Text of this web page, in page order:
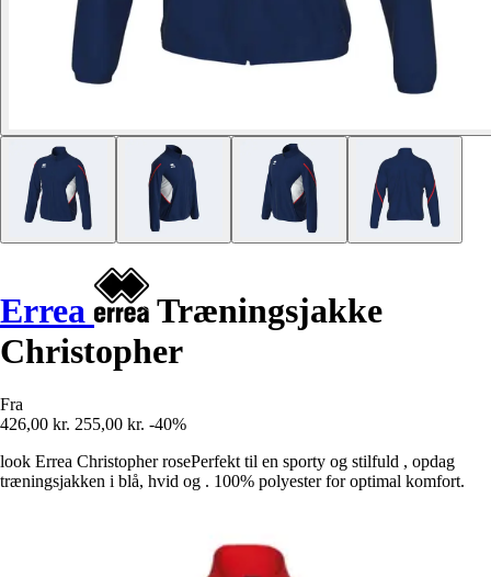
Errea
Træningsjakke
Christopher
Fra
426,00 kr. 255,00 kr. -40%
look Errea Christopher rosePerfekt til en sporty og stilfuld , opdag
træningsjakken i blå, hvid og . 100% polyester for optimal komfort.